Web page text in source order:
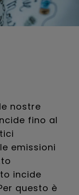
nostre
fino al
emissioni
incide
questo è